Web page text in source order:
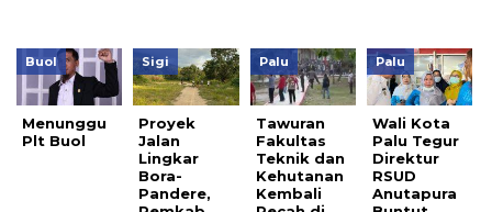
Buol
Menunggu
Plt Buol
Sigi
Proyek
Jalan
Lingkar
Bora-
Pandere,
Palu
Tawuran
Fakultas
Teknik dan
Kehutanan
Kembali
Palu
Wali Kota
Palu Tegur
Direktur
RSUD
Anutapura